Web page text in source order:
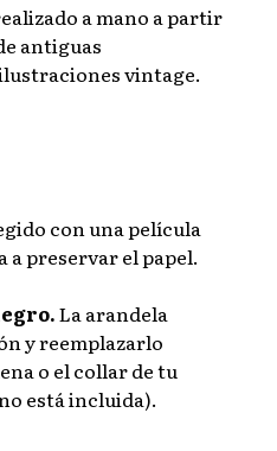
a mano a partir
antiguas
vintage.
con una película
a preservar el papel.
La arandela
y reemplazarlo
o el collar de tu
está incluida).